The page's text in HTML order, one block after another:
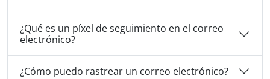
¿Qué es un píxel de seguimiento en el correo
electrónico?
¿Cómo puedo rastrear un correo electrónico?